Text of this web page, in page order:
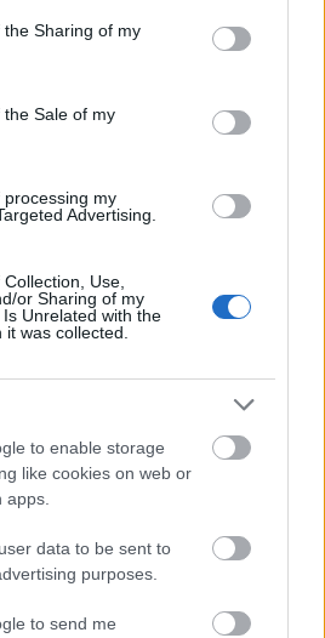
usage behaviour. You may click to
Google and its third-party tags to
purposes in below Google
Sharing of my
Sale of my
my
Advertising.
Use,
or Sharing of my
Unrelated with the
was collected.
to enable storage
like cookies on web or
data to be sent to
purposes.
to send me
στο Google News
και μάθετε
από την Ελλάδα και τον κόσμο.